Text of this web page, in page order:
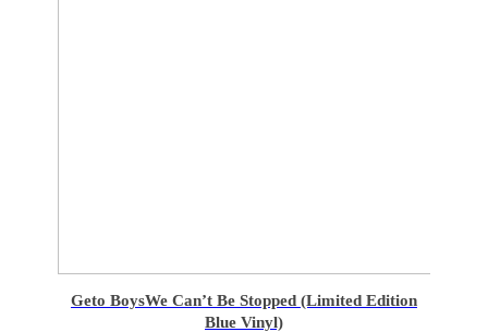
Geto BoysWe Can’t Be Stopped (Limited Edition
Blue Vinyl)